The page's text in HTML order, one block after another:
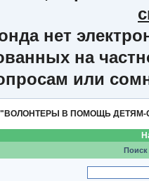
нет
на
или
"ВОЛОНТЕРЫ В ПОМОЩЬ